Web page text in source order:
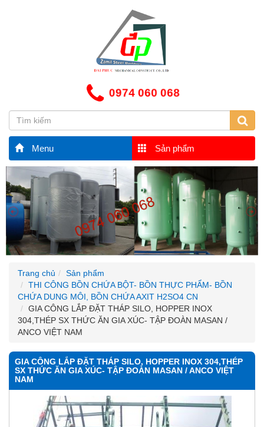
0974 060 068
Menu Sản phẩm
Trang chủ
Sản phẩm
THI CÔNG BỒN CHỨA BỘT- BỒN THỰC PHẨM- BỒN
CHỨA DUNG MÔI, BỒN CHỨA AXIT H2SO4 CN
GIA CÔNG LẮP ĐẶT THÁP SILO, HOPPER INOX
304,THÉP SX THỨC ĂN GIA XÚC- TẬP ĐOÀN MASAN /
ANCO VIỆT NAM
GIA CÔNG LẮP ĐẶT THÁP SILO, HOPPER INOX 304,THÉP
SX THỨC ĂN GIA XÚC- TẬP ĐOÀN MASAN / ANCO VIỆT
NAM